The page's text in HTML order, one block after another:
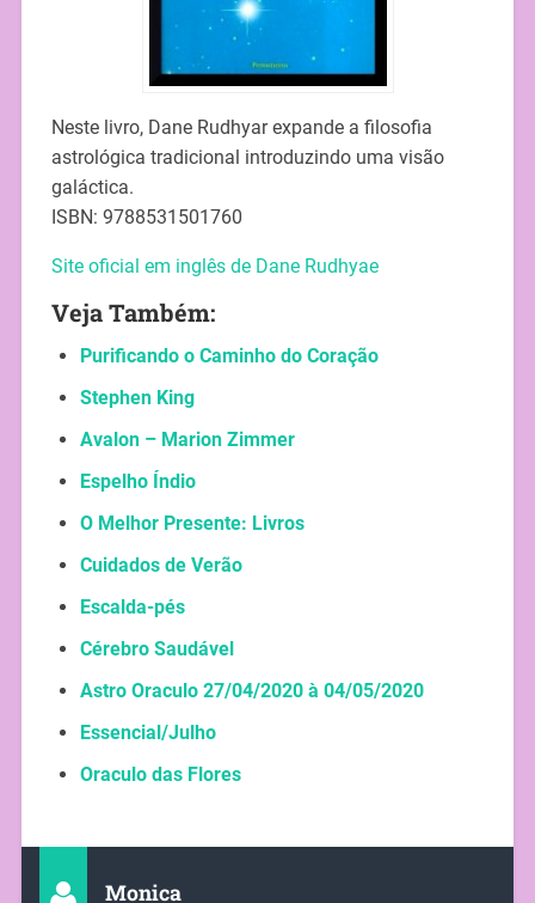
Neste livro, Dane Rudhyar expande a filosofia
astrológica tradicional introduzindo uma visão
galáctica.
ISBN: 9788531501760
Site oficial em inglês de Dane Rudhyae
Veja Também:
Purificando o Caminho do Coração
Stephen King
Avalon – Marion Zimmer
Espelho Índio
O Melhor Presente: Livros
Cuidados de Verão
Escalda-pés
Cérebro Saudável
Astro Oraculo 27/04/2020 à 04/05/2020
Essencial/Julho
Oraculo das Flores
Monica